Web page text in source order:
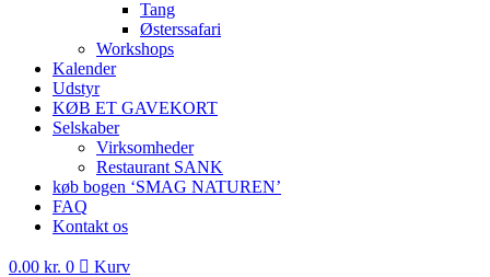
Tang
Østerssafari
Workshops
Kalender
Udstyr
KØB ET GAVEKORT
Selskaber
Virksomheder
Restaurant SANK
køb bogen ‘SMAG NATUREN’
FAQ
Kontakt os
0.00 kr. 0
Kurv